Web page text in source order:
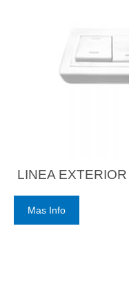
LINEA
Mas Info